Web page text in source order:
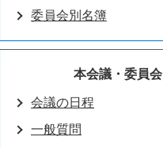
委員会別名簿
本会議・委員会
会議の日程
一般質問